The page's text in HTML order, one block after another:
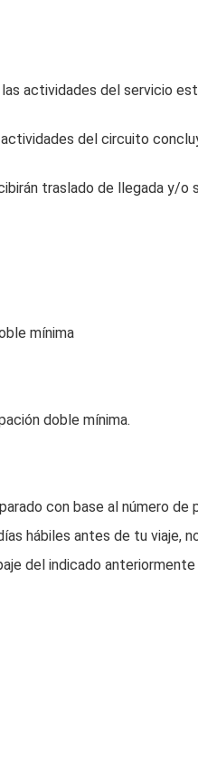
actividades del servicio
del circuito
traslado de llegada y/o
mínima
doble mínima.
con base al número de
hábiles antes de tu viaje,
del indicado